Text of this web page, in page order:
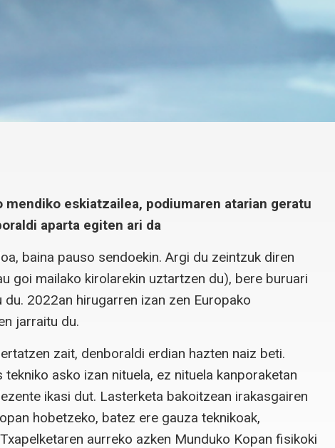
eskiatzailea, podiumaren atarian geratu
aparta egiten ari da
baina pauso sendoekin. Argi du zeintzuk diren
goi mailako kirolarekin uztartzen du), bere buruari
2022an hirugarren izan zen Europako
jarraitu du.
zait, denboraldi erdian hazten naiz beti.
asko izan nituela, ez nituela kanporaketan
ikasi dut. Lasterketa bakoitzean irakasgairen
hobetzeko, batez ere gauza teknikoak,
aurreko azken Munduko Kopan fisikoki